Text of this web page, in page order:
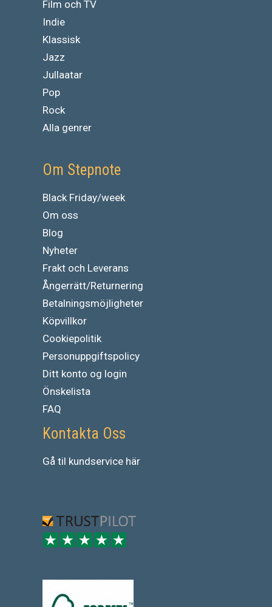
Film och TV
Indie
Klassisk
Jazz
Jullaatar
Pop
Rock
Alla genrer
Om Stepnote
Black Friday/week
Om oss
Blog
Nyheter
Frakt och Leverans
Ångerrätt/Returnering
Betalningsmöjligheter
Köpvillkor
Cookiepolitik
Personuppgiftspolicy
Ditt konto og login
Önskelista
FAQ
Kontakta Oss
Gå til kundservice här